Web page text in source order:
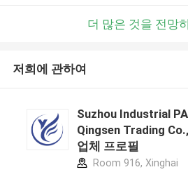
더 많은 것을 전망
저희에 관하여
Suzhou Industrial
Qingsen Trading
업체 프로필
Room 916, Xinghai